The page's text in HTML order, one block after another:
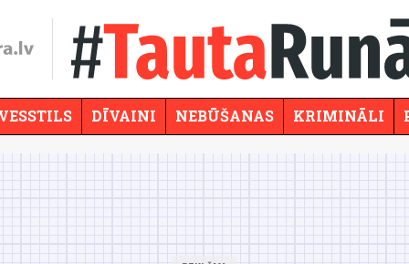
DĪVAINI NEBŪŠANAS KRIMINĀLI